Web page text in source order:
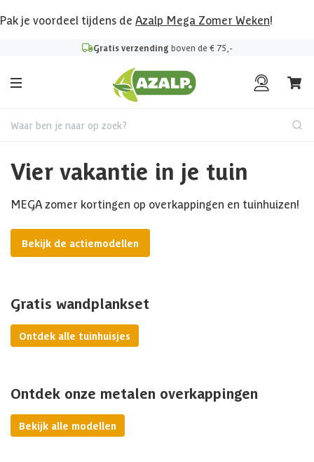
Pak je voordeel tijdens de Azalp Mega Zomer Weken!
Gratis verzending boven de € 75,-
Waar ben je naar op zoek?
Vier vakantie in je tuin
MEGA zomer kortingen op overkappingen en tuinhuizen!
Bekijk de actiemodellen
Gratis wandplankset
Ontdek alle tuinhuisjes
Ontdek onze metalen overkappingen
Bekijk alle modellen